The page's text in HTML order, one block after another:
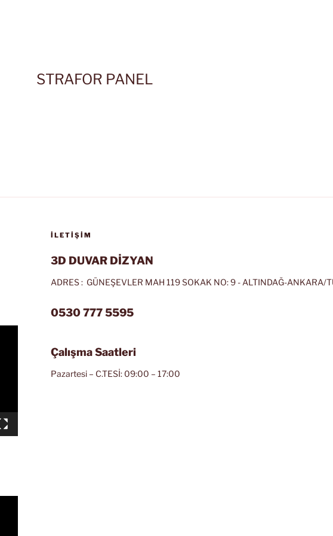
STRAFOR PANEL
İLETIŞIM
3D DUVAR DİZYAN
ADRES : GÜNEŞEVLER MAH 119 SOKAK NO: 9 - ALTINDAĞ-ANKARA/
0530 777 5595
Çalışma Saatleri
Pazartesi – C.TESİ: 09:00 – 17:00